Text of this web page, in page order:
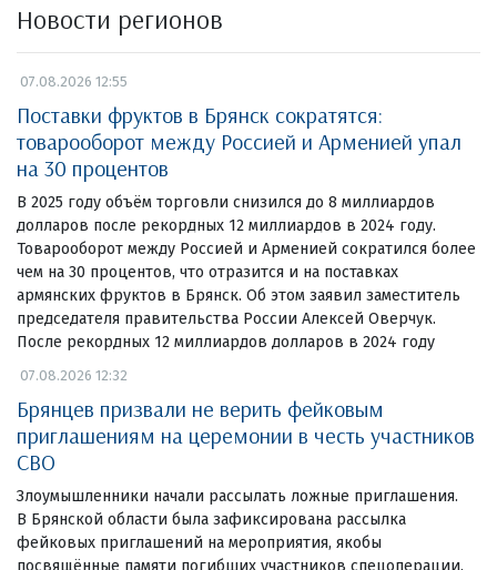
Новости регионов
07.08.2026 12:55
Поставки фруктов в Брянск сократятся:
товарооборот между Россией и Арменией упал
на 30 процентов
В 2025 году объём торговли снизился до 8 миллиардов
долларов после рекордных 12 миллиардов в 2024 году.
Товарооборот между Россией и Арменией сократился более
чем на 30 процентов, что отразится и на поставках
армянских фруктов в Брянск. Об этом заявил заместитель
председателя правительства России Алексей Оверчук.
После рекордных 12 миллиардов долларов в 2024 году
07.08.2026 12:32
Брянцев призвали не верить фейковым
приглашениям на церемонии в честь участников
СВО
Злоумышленники начали рассылать ложные приглашения.
В Брянской области была зафиксирована рассылка
фейковых приглашений на мероприятия, якобы
посвящённые памяти погибших участников спецоперации.